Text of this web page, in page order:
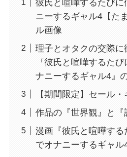
彼氏と喧嘩するたび
ニーするギャル4【た
ル画像
理子とオタクの交際に
『彼氏と喧嘩するた
ナニーするギャル4』
【期間限定】セール
作品の『世界観』と『
漫画『彼氏と喧嘩す
でオナニーするギャル